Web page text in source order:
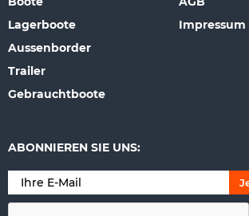
Lagerboote
Aussenborder
Trailer
Gebrauchtboote
Impressum
ABONNIEREN SIE UNS: